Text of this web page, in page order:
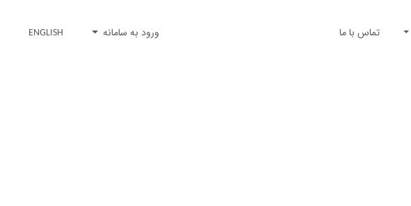
تماس با ما ورود به سامانه ENGLISH